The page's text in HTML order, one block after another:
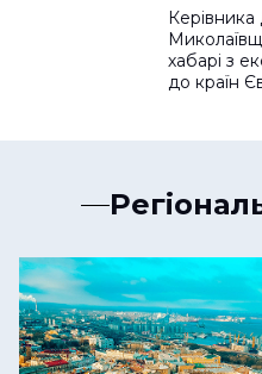
хабарі з
до країн